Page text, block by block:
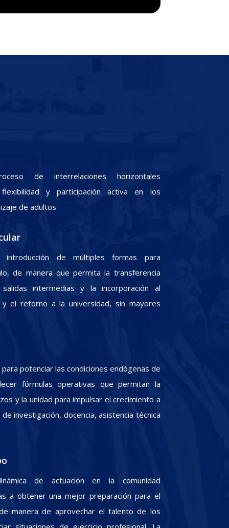
de interrelaciones horizontales
y participación activa en los
de adultos
introducción de múltiples formas para
de manera que permita la transferencia
intermedias y la incorporación al
el retorno a la universidad, sin mayores
potenciar las condiciones endógenas de
fórmulas operativas que permitan la
y la unidad para impulsar el crecimiento a
investigación, docencia, asistencia técnica
de actuación en la comunidad
a obtener una mejor preparación para el
manera de aprovechar el talento de los